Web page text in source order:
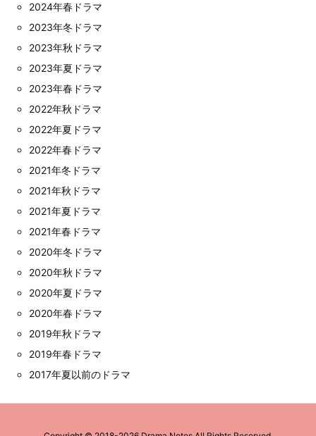
2024年春ドラマ
2023年冬ドラマ
2023年秋ドラマ
2023年夏ドラマ
2023年春ドラマ
2022年秋ドラマ
2022年夏ドラマ
2022年春ドラマ
2021年冬ドラマ
2021年秋ドラマ
2021年夏ドラマ
2021年春ドラマ
2020年冬ドラマ
2020年秋ドラマ
2020年夏ドラマ
2020年春ドラマ
2019年秋ドラマ
2019年春ドラマ
2017年夏以前のドラマ